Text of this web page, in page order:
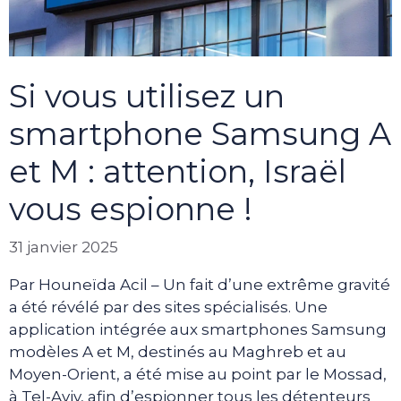
Si vous utilisez un
smartphone Samsung A
et M : attention, Israël
vous espionne !
31 janvier 2025
Par Houneïda Acil – Un fait d’une extrême gravité
a été révélé par des sites spécialisés. Une
application intégrée aux smartphones Samsung
modèles A et M, destinés au Maghreb et au
Moyen-Orient, a été mise au point par le Mossad,
à Tel-Aviv, afin d’espionner tous les détenteurs